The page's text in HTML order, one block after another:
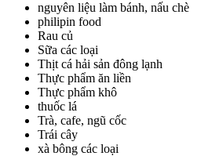
nguyên liệu làm bánh, nấu chè
philipin food
Rau củ
Sữa các loại
Thịt cá hải sản đông lạnh
Thực phẩm ăn liền
Thực phẩm khô
thuốc lá
Trà, cafe, ngũ cốc
Trái cây
xà bông các loại